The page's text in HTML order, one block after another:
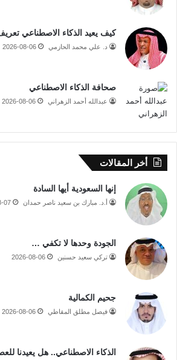
كيف يعيد الذكاء الاصطناعي
د. علي محمد الحازمي 2026-08-06
صحافة الذكاء الاصطناعي
عبدالله أحمد الزهراني 2026-08-06
أخر المقالات
إنها السعودية أيها السادة
أ.د. مبارك بن سعيد ناصر حمدان 07
الجودة وحدها لا تكفي …
تركي سعيد حسنين 2026-08-06
جحيم الكمالية
فيصل مطلق المقاطي 2026-08-06
الذكاء الاصطناعي.. هل يعيدنا